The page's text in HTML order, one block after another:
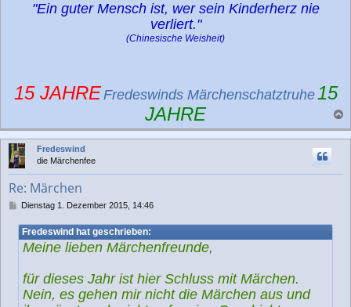
"Ein guter Mensch ist, wer sein Kinderherz nie
verliert."
(Chinesische Weisheit)
15 JAHREFredeswinds Märchenschatztruhe 15
JAHRE
a
c
Fredeswind
die Märchenfee
Re: Märchen
B
i
t
Dienstag 1. Dezember 2015, 14:46
Fredeswind hat geschrieben:
Meine lieben Märchenfreunde,
für dieses Jahr ist hier Schluss mit Märchen.
Nein, es gehen mir nicht die Märchen aus und